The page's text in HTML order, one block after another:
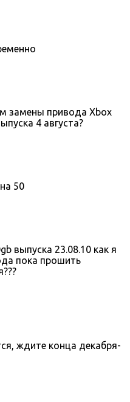
замены привода Xbox
4 августа?
50
выпуска 23.08.10 как я
пока прошить
ждите конца декабря-